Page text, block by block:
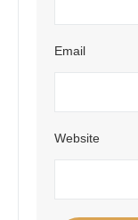
Email
Website